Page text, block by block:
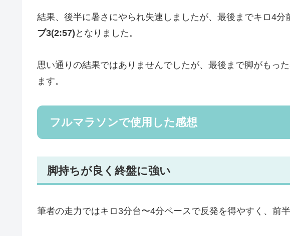
結果、後半に暑さにやられ失速しましたが、最後までキロ4分
ブ3(2:57) となりました。
思い通りの結果ではありませんでしたが、最後まで脚がもっ
ます。
フルマラソンで使用した感想
脚持ちが良く終盤に強い
筆者の走力ではキロ3分台〜4分ペースで反発を得やすく、前